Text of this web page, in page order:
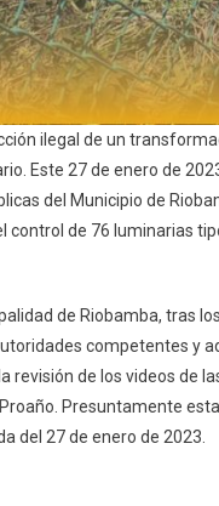
ilegal de un
Este 27 de enero de
del Municipio de
control de 76 luminarias
de Riobamba, tras
competentes y
revisión de los videos de
Presuntamente
del 27 de enero de 2023.